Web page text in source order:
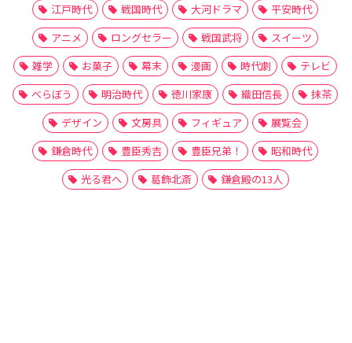
江戸時代 戦国時代 大河ドラマ
平安時代
アニメ
ロングセラー 戦国武将
スイーツ
雑学
お菓子 幕末 漫画 時代劇
テレビ
べらぼう
明治時代 徳川家康 織田信長
抹茶
デザイン
文房具 フィギュア
展覧会
鎌倉時代
豊臣秀吉 豊臣兄弟！
昭和時代
光る君へ
葛飾北斎 鎌倉殿の13人